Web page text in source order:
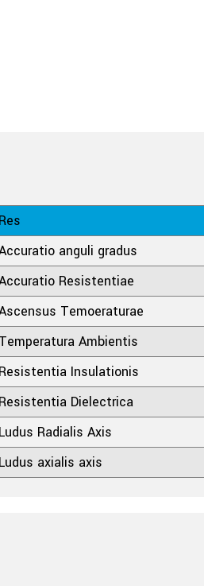
anguli gradus
Resistentiae
Temoeraturae
Ambientis
Insulationis
Dielectrica
Radialis Axis
axialis axis